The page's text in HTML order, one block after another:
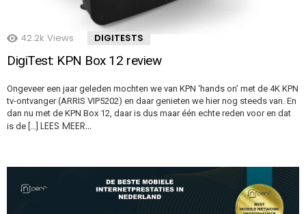
42.2k Views DIGITESTS
DigiTest: KPN Box 12 review
Ongeveer een jaar geleden mochten we van KPN ‘hands on’ met de 4K KPN
tv-ontvanger (ARRIS VIP5202) en daar genieten we hier nog steeds van. En
dan nu met de KPN Box 12, daar is dus maar één echte reden voor en dat
is de […] LEES MEER…